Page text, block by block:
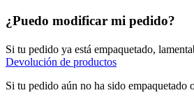
¿Puedo modificar mi pedido?
Si tu pedido ya está empaquetado,
Devolución de productos
Si tu pedido aún no ha sido empaquetado